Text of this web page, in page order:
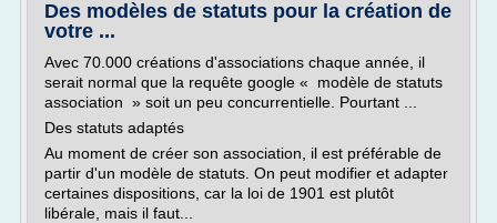
Des modèles de statuts pour la création de
votre ...
Avec 70.000 créations d'associations chaque année, il
serait normal que la requête google « modèle de statuts
association » soit un peu concurrentielle. Pourtant ...
Des statuts adaptés
Au moment de créer son association, il est préférable de
partir d'un modèle de statuts. On peut modifier et adapter
certaines dispositions, car la loi de 1901 est plutôt
libérale, mais il faut...